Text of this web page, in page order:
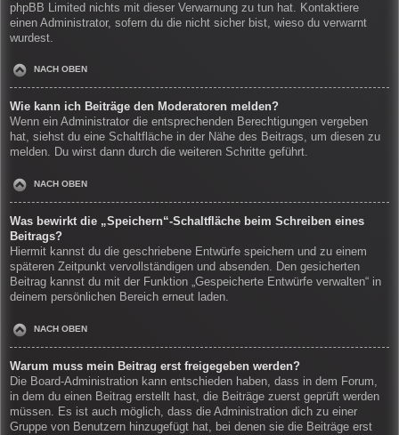
phpBB Limited nichts mit dieser Verwarnung zu tun hat. Kontaktiere
einen Administrator, sofern du die nicht sicher bist, wieso du verwarnt
wurdest.
NACH OBEN
Wie kann ich Beiträge den Moderatoren melden?
Wenn ein Administrator die entsprechenden Berechtigungen vergeben
hat, siehst du eine Schaltfläche in der Nähe des Beitrags, um diesen zu
melden. Du wirst dann durch die weiteren Schritte geführt.
NACH OBEN
Was bewirkt die „Speichern“-Schaltfläche beim Schreiben eines
Beitrags?
Hiermit kannst du die geschriebene Entwürfe speichern und zu einem
späteren Zeitpunkt vervollständigen und absenden. Den gesicherten
Beitrag kannst du mit der Funktion „Gespeicherte Entwürfe verwalten“ in
deinem persönlichen Bereich erneut laden.
NACH OBEN
Warum muss mein Beitrag erst freigegeben werden?
Die Board-Administration kann entschieden haben, dass in dem Forum,
in dem du einen Beitrag erstellt hast, die Beiträge zuerst geprüft werden
müssen. Es ist auch möglich, dass die Administration dich zu einer
Gruppe von Benutzern hinzugefügt hat, bei denen sie die Beiträge erst